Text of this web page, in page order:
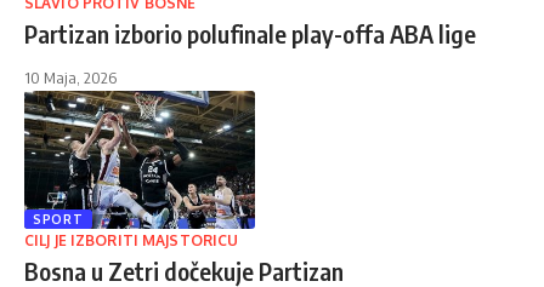
Partizan izborio polufinale play-offa ABA lige
10 Maja, 2026
SPORT
CILJ JE IZBORITI MAJSTORICU
Bosna u Zetri dočekuje Partizan